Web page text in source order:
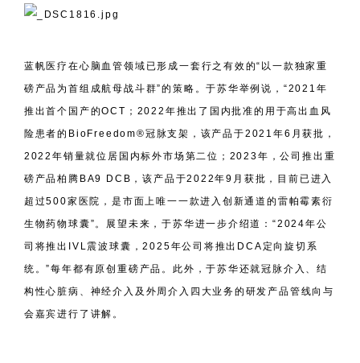
蓝帆医疗在心脑血管领域已形成一套行之有效的“以一款独家重
磅产品为首组成航母战斗群”的策略。于苏华举例说，“2021年
推出首个国产的OCT；2022年推出了国内批准的用于高出血风
险患者的BioFreedom®冠脉支架，该产品于2021年6月获批，
2022年销量就位居国内标外市场第二位；2023年，公司推出重
磅产品柏腾BA9 DCB，该产品于2022年9月获批，目前已进入
超过500家医院，是市面上唯一一款进入创新通道的雷帕霉素衍
生物药物球囊”。展望未来，于苏华进一步介绍道：“2024年公
司将推出IVL震波球囊，2025年公司将推出DCA定向旋切系
统。”每年都有原创重磅产品。此外，于苏华还就冠脉介入、结
构性心脏病、神经介入及外周介入四大业务的研发产品管线向与
会嘉宾进行了讲解。